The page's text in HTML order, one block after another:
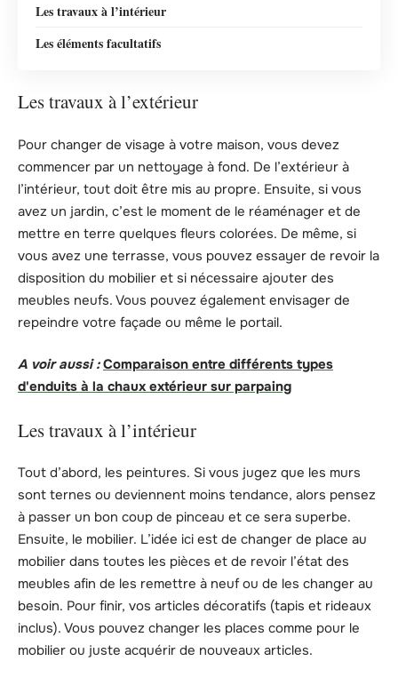
Les travaux à l’intérieur
Les éléments facultatifs
Les travaux à l’extérieur
Pour changer de visage à votre maison, vous devez
commencer par un nettoyage à fond. De l’extérieur à
l’intérieur, tout doit être mis au propre. Ensuite, si vous
avez un jardin, c’est le moment de le réaménager et de
mettre en terre quelques fleurs colorées. De même, si
vous avez une terrasse, vous pouvez essayer de revoir la
disposition du mobilier et si nécessaire ajouter des
meubles neufs. Vous pouvez également envisager de
repeindre votre façade ou même le portail.
A voir aussi : Comparaison entre différents types
d'enduits à la chaux extérieur sur parpaing
Les travaux à l’intérieur
Tout d’abord, les peintures. Si vous jugez que les murs
sont ternes ou deviennent moins tendance, alors pensez
à passer un bon coup de pinceau et ce sera superbe.
Ensuite, le mobilier. L’idée ici est de changer de place au
mobilier dans toutes les pièces et de revoir l’état des
meubles afin de les remettre à neuf ou de les changer au
besoin. Pour finir, vos articles décoratifs (tapis et rideaux
inclus). Vous pouvez changer les places comme pour le
mobilier ou juste acquérir de nouveaux articles.